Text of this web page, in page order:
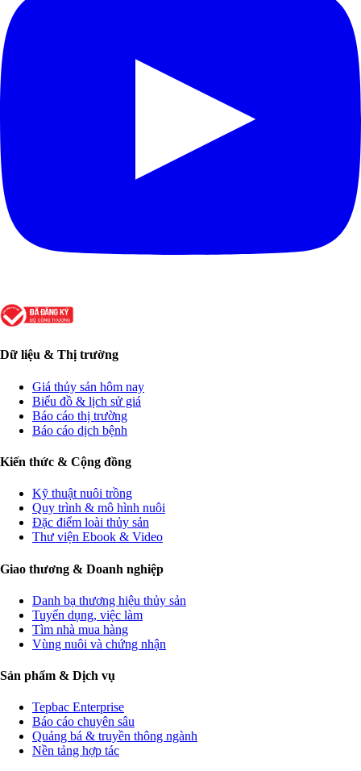
Dữ liệu & Thị trường
Giá thủy sản hôm nay
Biểu đồ & lịch sử giá
Báo cáo thị trường
Báo cáo dịch bệnh
Kiến thức & Cộng đồng
Kỹ thuật nuôi trồng
Quy trình & mô hình nuôi
Đặc điểm loài thủy sản
Thư viện Ebook & Video
Giao thương & Doanh nghiệp
Danh bạ thương hiệu thủy sản
Tuyển dụng, việc làm
Tìm nhà mua hàng
Vùng nuôi và chứng nhận
Sản phẩm & Dịch vụ
Tepbac Enterprise
Báo cáo chuyên sâu
Quảng bá & truyền thông ngành
Nền tảng hợp tác